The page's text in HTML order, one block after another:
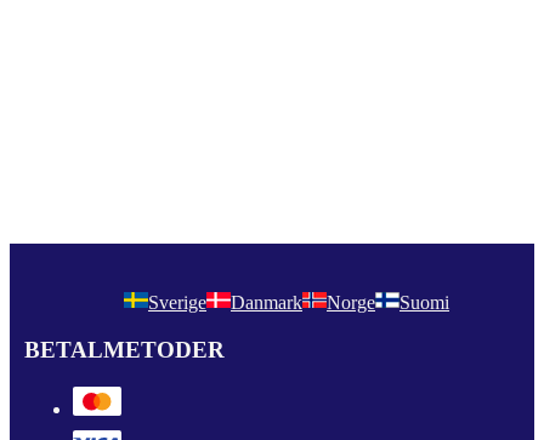
Sverige Danmark Norge Suomi
BETALMETODER